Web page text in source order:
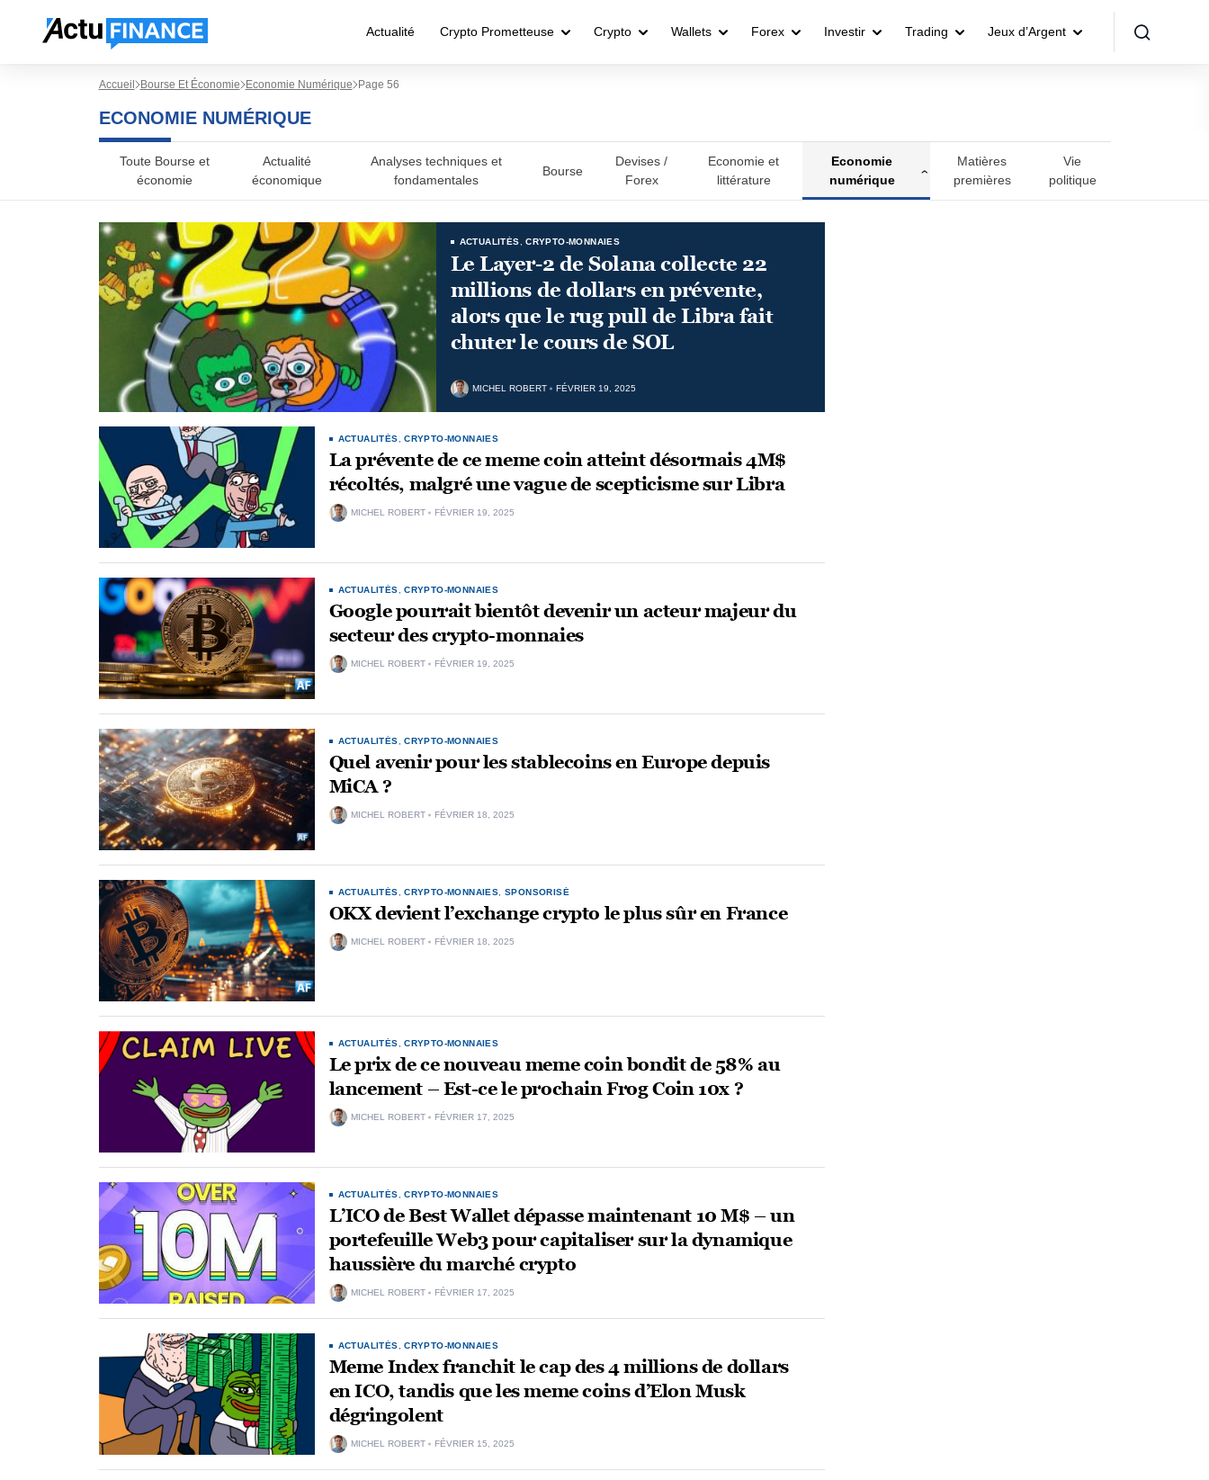
Actualité Crypto Prometteuse Crypto Wallets Forex Investir Trading Jeux d’Argent
Accueil Bourse Et Économie Economie Numérique Page 56
ECONOMIE NUMÉRIQUE
Toute Bourse et
économie
Actualité
économique
Analyses techniques et
fondamentales
Bourse
Devises /
Forex
Economie et
littérature
Economie
numérique
Matières
premières
Vie
politique
ACTUALITÉS ,CRYPTO-MONNAIES
Le Layer-2 de Solana collecte 22
millions de dollars en prévente,
alors que le rug pull de Libra fait
chuter le cours de SOL
MICHEL ROBERT FÉVRIER 19, 2025
ACTUALITÉS ,CRYPTO-MONNAIES
La prévente de ce meme coin atteint désormais 4M$
récoltés, malgré une vague de scepticisme sur Libra
MICHEL ROBERT FÉVRIER 19, 2025
ACTUALITÉS ,CRYPTO-MONNAIES
Google pourrait bientôt devenir un acteur majeur du
secteur des crypto-monnaies
MICHEL ROBERT FÉVRIER 19, 2025
ACTUALITÉS ,CRYPTO-MONNAIES
Quel avenir pour les stablecoins en Europe depuis
MiCA ?
MICHEL ROBERT FÉVRIER 18, 2025
ACTUALITÉS ,CRYPTO-MONNAIES ,SPONSORISÉ
OKX devient l’exchange crypto le plus sûr en France
MICHEL ROBERT FÉVRIER 18, 2025
ACTUALITÉS ,CRYPTO-MONNAIES
Le prix de ce nouveau meme coin bondit de 58% au
lancement – Est-ce le prochain Frog Coin 10x ?
MICHEL ROBERT FÉVRIER 17, 2025
ACTUALITÉS ,CRYPTO-MONNAIES
L’ICO de Best Wallet dépasse maintenant 10 M$ – un
portefeuille Web3 pour capitaliser sur la dynamique
haussière du marché crypto
MICHEL ROBERT FÉVRIER 17, 2025
ACTUALITÉS ,CRYPTO-MONNAIES
Meme Index franchit le cap des 4 millions de dollars
en ICO, tandis que les meme coins d’Elon Musk
dégringolent
MICHEL ROBERT FÉVRIER 15, 2025